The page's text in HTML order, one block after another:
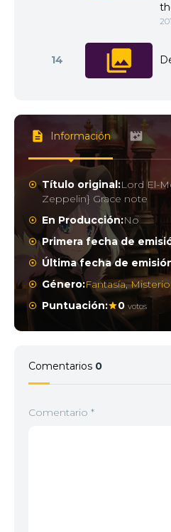
14
Información
Título original:Lord El-
Zeppelin} Grace note
En Producción:No
Primera fecha de
Última fecha de
Género:Fantasía,Misterio
Puntuación:
0 votos
Comentarios 0
Comentario *